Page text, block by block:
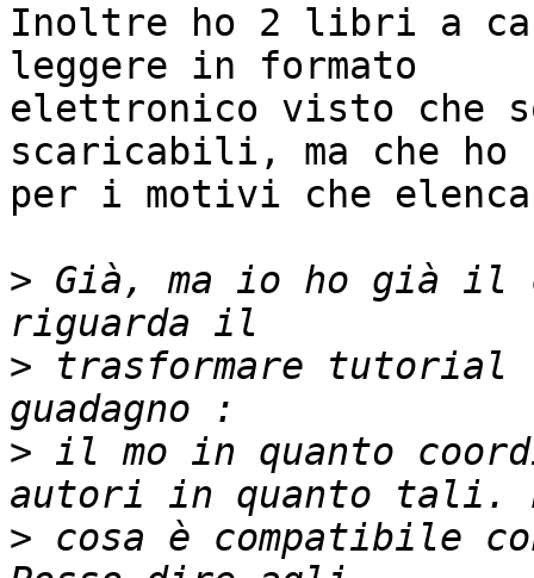
Inoltre ho 2 libri a
leggere in formato
elettronico visto che
scaricabili, ma che ho
per i motivi che elenca
> Già, ma io ho già il
> trasformare tutorial
> il mo in quanto
> cosa è compatibile